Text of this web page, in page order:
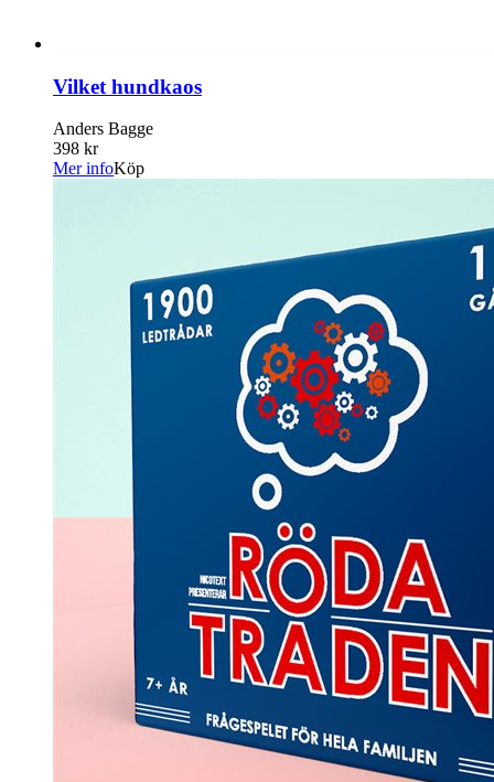
Vilket hundkaos
Anders Bagge
398 kr
Mer infoKöp